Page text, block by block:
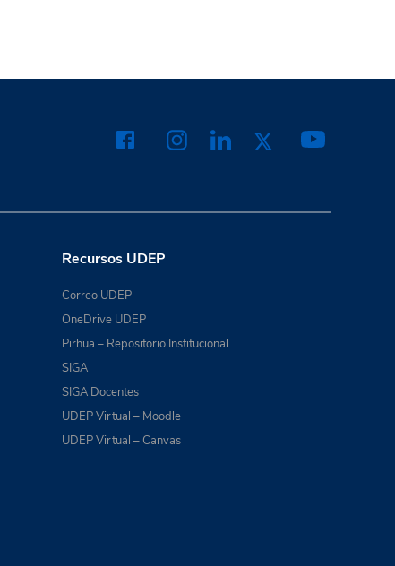
Recursos UDEP
Correo UDEP
OneDrive UDEP
Pirhua – Repositorio Institucional
SIGA
SIGA Docentes
UDEP Virtual – Moodle
UDEP Virtual – Canvas